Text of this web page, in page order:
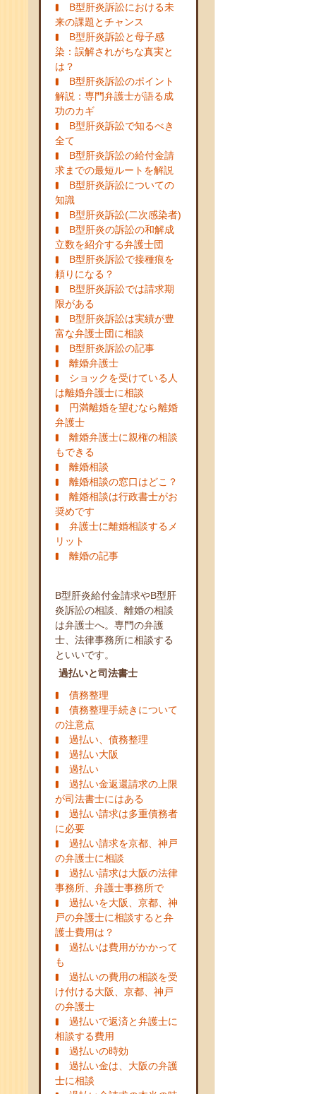
B型肝炎訴訟における未
来の課題とチャンス
B型肝炎訴訟と母子感
染：誤解されがちな真実と
は？
B型肝炎訴訟のポイント
解説：専門弁護士が語る成
功のカギ
B型肝炎訴訟で知るべき
全て
B型肝炎訴訟の給付金請
求までの最短ルートを解説
B型肝炎訴訟についての
知識
B型肝炎訴訟(二次感染者)
B型肝炎の訴訟の和解成
立数を紹介する弁護士団
B型肝炎訴訟で接種痕を
頼りになる？
B型肝炎訴訟では請求期
限がある
B型肝炎訴訟は実績が豊
富な弁護士団に相談
B型肝炎訴訟の記事
離婚弁護士
ショックを受けている人
は離婚弁護士に相談
円満離婚を望むなら離婚
弁護士
離婚弁護士に親権の相談
もできる
離婚相談
離婚相談の窓口はどこ？
離婚相談は行政書士がお
奨めです
弁護士に離婚相談するメ
リット
離婚の記事
B型肝炎給付金請求やB型肝
炎訴訟の相談、離婚の相談
は弁護士へ。専門の弁護
士、法律事務所に相談する
といいです。
過払いと司法書士
債務整理
債務整理手続きについて
の注意点
過払い、債務整理
過払い大阪
過払い
過払い金返還請求の上限
が司法書士にはある
過払い請求は多重債務者
に必要
過払い請求を京都、神戸
の弁護士に相談
過払い請求は大阪の法律
事務所、弁護士事務所で
過払いを大阪、京都、神
戸の弁護士に相談すると弁
護士費用は？
過払いは費用がかかって
も
過払いの費用の相談を受
け付ける大阪、京都、神戸
の弁護士
過払いで返済と弁護士に
相談する費用
過払いの時効
過払い金は、大阪の弁護
士に相談